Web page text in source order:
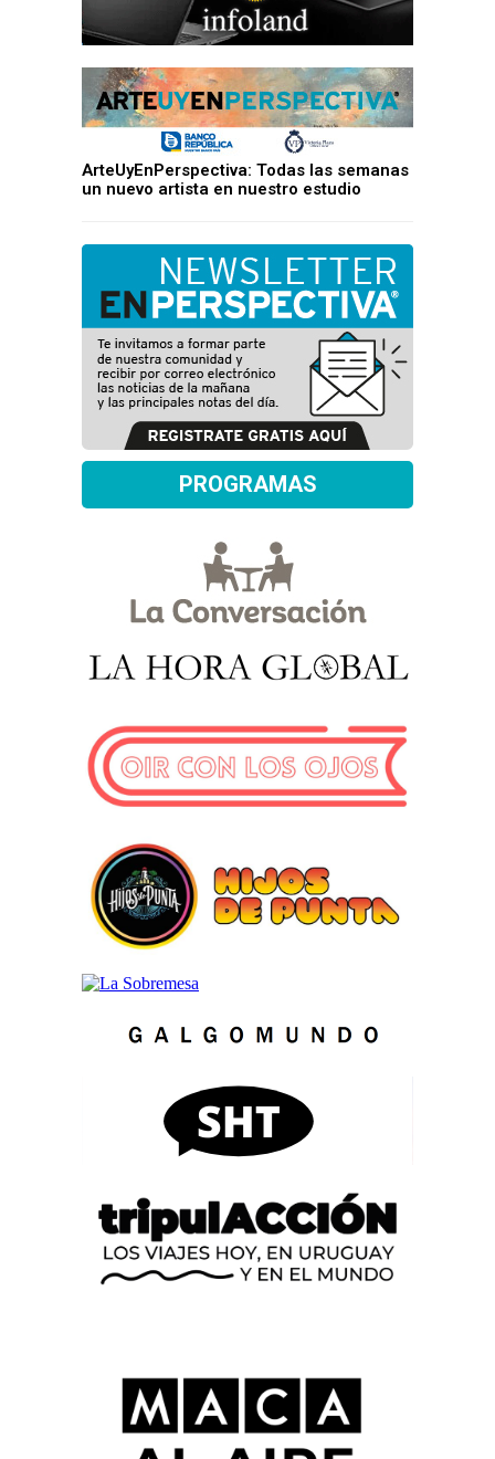
ArteUyEnPerspectiva: Todas las semanas
un nuevo artista en nuestro estudio
PROGRAMAS